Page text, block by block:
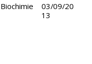
Biochimie
03/09/20
13